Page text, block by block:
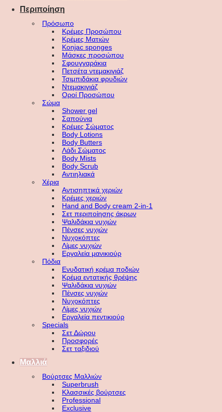
Περιποίηση
Πρόσωπο
Κρέμες Προσώπου
Κρέμες Ματιών
Konjac sponges
Μάσκες προσώπου
Σφουγγαράκια
Πετσέτα ντεμακιγιάζ
Τσιμπιδάκια φρυδιών
Ντεμακιγιάζ
Οροί Προσώπου
Σώμα
Shower gel
Σαπούνια
Κρέμες Σώματος
Body Lotions
Body Butters
Λάδι Σώματος
Body Mists
Body Scrub
Αντιηλιακά
Χέρια
Αντισηπτικά χεριών
Κρέμες χεριών
Hand and Body cream 2-in-1
Σετ περιποίησης άκρων
Ψαλιδάκια νυχιών
Πένσες νυχιών
Νυχοκόπτες
Λίμες νυχιών
Εργαλεία μανικιούρ
Πόδια
Ενυδατική κρέμα ποδιών
Κρέμα εντατικής θρέψης
Ψαλιδάκια νυχιών
Πένσες νυχιών
Νυχοκόπτες
Λίμες νυχιών
Εργαλεία πεντικιούρ
Specials
Σετ Δώρου
Προσφορές
Σετ ταξιδιού
Μαλλιά
Βούρτσες Μαλλιών
Superbrush
Κλασσικές βούρτσες
Professional
Exclusive